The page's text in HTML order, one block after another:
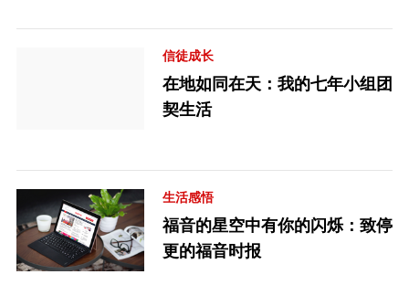
信徒成长
在地如同在天：我的七年小组团
契生活
生活感悟
福音的星空中有你的闪烁：致停
更的福音时报